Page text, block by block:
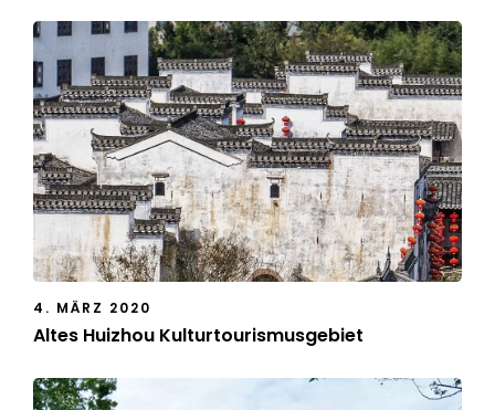
4. MÄRZ 2020
Altes Huizhou Kulturtourismusgebiet